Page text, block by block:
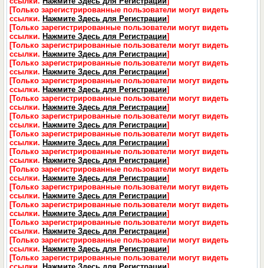
[Только зарегистрированные пользователи могут видеть
ссылки. Нажмите Здесь для Регистрации]
[Только зарегистрированные пользователи могут видеть
ссылки. Нажмите Здесь для Регистрации]
[Только зарегистрированные пользователи могут видеть
ссылки. Нажмите Здесь для Регистрации]
[Только зарегистрированные пользователи могут видеть
ссылки. Нажмите Здесь для Регистрации]
[Только зарегистрированные пользователи могут видеть
ссылки. Нажмите Здесь для Регистрации]
[Только зарегистрированные пользователи могут видеть
ссылки. Нажмите Здесь для Регистрации]
[Только зарегистрированные пользователи могут видеть
ссылки. Нажмите Здесь для Регистрации]
[Только зарегистрированные пользователи могут видеть
ссылки. Нажмите Здесь для Регистрации]
[Только зарегистрированные пользователи могут видеть
ссылки. Нажмите Здесь для Регистрации]
[Только зарегистрированные пользователи могут видеть
ссылки. Нажмите Здесь для Регистрации]
[Только зарегистрированные пользователи могут видеть
ссылки. Нажмите Здесь для Регистрации]
[Только зарегистрированные пользователи могут видеть
ссылки. Нажмите Здесь для Регистрации]
[Только зарегистрированные пользователи могут видеть
ссылки. Нажмите Здесь для Регистрации]
[Только зарегистрированные пользователи могут видеть
ссылки. Нажмите Здесь для Регистрации]
[Только зарегистрированные пользователи могут видеть